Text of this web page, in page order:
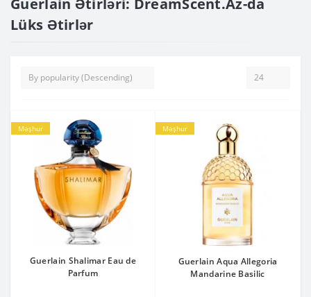
Guerlain Ətirləri: DreamScent.Az-da
Lüks Ətirlər
Məşhur
Guerlain Shalimar Eau de
Parfum
Məşhur
Guerlain Aqua Allegoria
Mandarine Basilic